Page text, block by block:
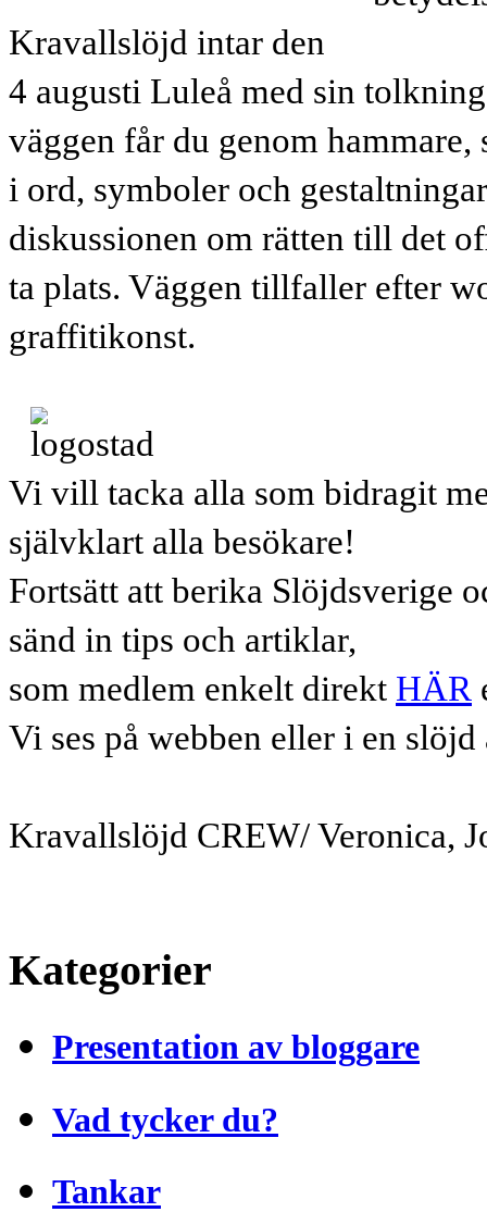
Kravallslöjd intar den
4 augusti Luleå med sin
väggen får du genom
i ord, symboler och
diskussionen om rätten till det
ta plats. Väggen tillfaller efter
graffitikonst.
Vi vill tacka alla som bidragit
självklart alla besökare!
Fortsätt att berika Slöjdsverige
sänd in tips och artiklar,
som medlem enkelt direkt HÄR
Vi ses på webben eller i en
Kravallslöjd CREW/ Veronica,
Kategorier
Presentation av bloggare
Vad tycker du?
Tankar